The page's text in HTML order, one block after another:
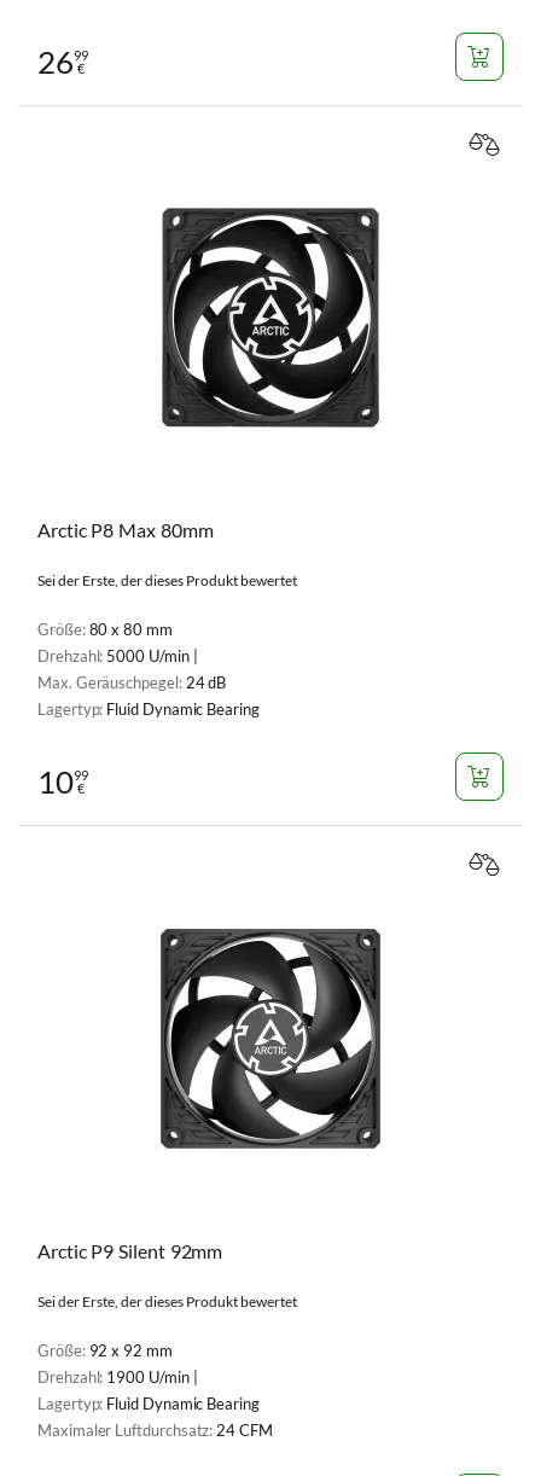
2699
€
Arctic P8 Max 80mm
Sei der Erste, der dieses Produkt bewertet
Größe:80 x 80 mm
Drehzahl: 5000 U/min |
Max. Geräuschpegel:24 dB
Lagertyp: Fluid Dynamic Bearing
1099
€
Arctic P9 Silent 92mm
Sei der Erste, der dieses Produkt bewertet
Größe: 92 x 92 mm
Drehzahl: 1900 U/min |
Lagertyp: Fluid Dynamic Bearing
Maximaler Luftdurchsatz: 24 CFM